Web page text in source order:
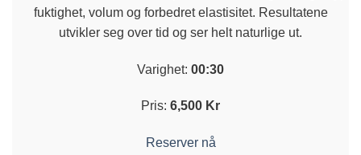
fuktighet, volum og forbedret elastisitet. Resultatene
utvikler seg over tid og ser helt naturlige ut.
Varighet: 00:30
Pris: 6,500 Kr
Reserver nå